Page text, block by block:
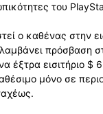
του
ο καθένας στην
πρόσβαση
έξτρα εισιτήριο $
μόνο σε